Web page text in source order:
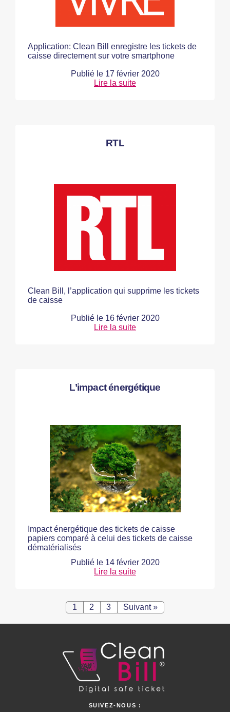
Application: Clean Bill enregistre les tickets de
caisse directement sur votre smartphone
Publié le 17 février 2020
Lire la suite
RTL
Clean Bill, l’application qui supprime les tickets
de caisse
Publié le 16 février 2020
Lire la suite
L’impact énergétique
Impact énergétique des tickets de caisse
papiers comparé à celui des tickets de caisse
dématérialisés
Publié le 14 février 2020
Lire la suite
1 2 3 Suivant »
SUIVEZ-NOUS :